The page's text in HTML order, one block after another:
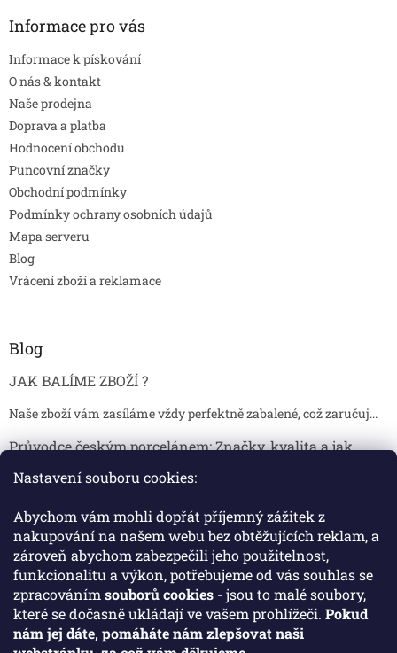
Nastavení souboru cookies:
Abychom vám mohli dopřát příjemný zážitek z
nakupování na našem webu bez obtěžujících reklam, a
zároveň abychom zabezpečili jeho použitelnost,
funkcionalitu a výkon, potřebujeme od vás souhlas se
zpracováním souborů cookies - jsou to malé soubory,
které se dočasně ukládají ve vašem prohlížeči. Pokud
nám jej dáte, pomáháte nám zlepšovat naši
Informace pro vás
Informace k pískování
O nás & kontakt
Naše prodejna
Doprava a platba
Hodnocení obchodu
Puncovní značky
Obchodní podmínky
Podmínky ochrany osobních údajů
Mapa serveru
Blog
Vrácení zboží a reklamace
Blog
JAK BALÍME ZBOŽÍ ?
Naše zboží vám zasíláme vždy perfektně zabalené, což zaručuj...
Průvodce českým porcelánem: Značky, kvalita a jak
Jak skladovat broušené sklenice, aby se nepoškodily?
Broušené sklenice jsou symbolem elegance, tradice a luxusu. ...
Facebook